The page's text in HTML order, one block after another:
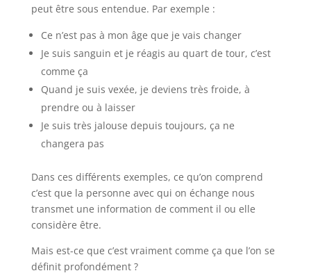
peut être sous entendue. Par exemple :
Ce n’est pas à mon âge que je vais changer
Je suis sanguin et je réagis au quart de tour, c’est
comme ça
Quand je suis vexée, je deviens très froide, à
prendre ou à laisser
Je suis très jalouse depuis toujours, ça ne
changera pas
Dans ces différents exemples, ce qu’on comprend
c’est que la personne avec qui on échange nous
transmet une information de comment il ou elle
considère être.
Mais est-ce que c’est vraiment comme ça que l’on se
définit profondément ?